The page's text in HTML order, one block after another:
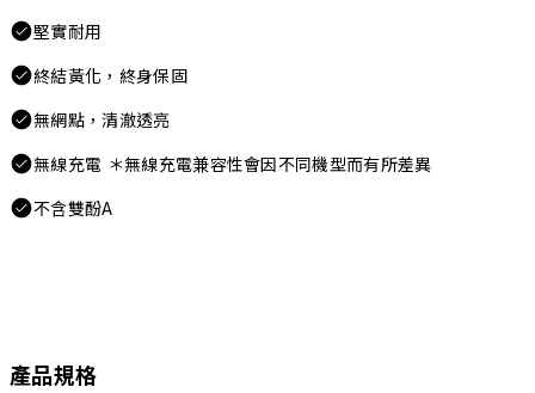
堅實耐用
終結黃化，終身保固
無網點，清澈透亮
無線充電 ＊無線充電兼容性會因不同機型而有所差異
不含雙酚A
產品規格